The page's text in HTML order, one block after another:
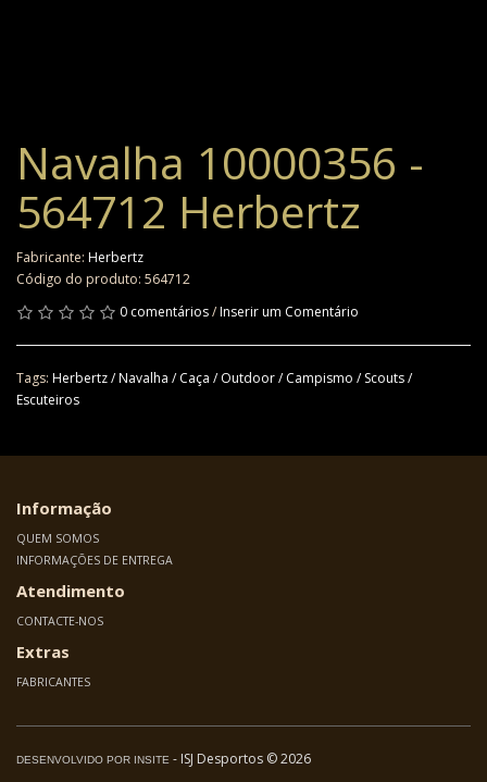
Navalha 10000356 -
564712 Herbertz
Fabricante: Herbertz
Código do produto: 564712
0 comentários/Inserir um Comentário
Tags: Herbertz / Navalha / Caça / Outdoor / Campismo / Scouts /
Escuteiros
Informação
QUEM SOMOS
INFORMAÇÕES DE ENTREGA
Atendimento
CONTACTE-NOS
Extras
FABRICANTES
DESENVOLVIDO POR INSITE - ISJ Desportos © 2026